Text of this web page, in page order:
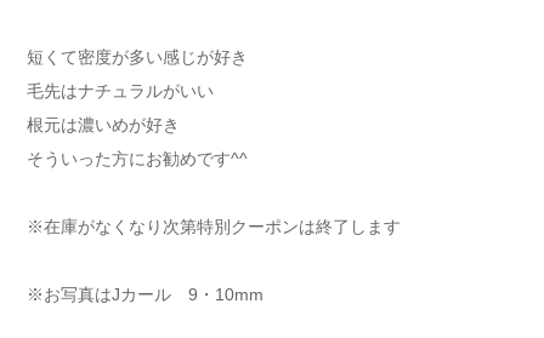
短くて密度が多い感じが好き
毛先はナチュラルがいい
根元は濃いめが好き
そういった方にお勧めです^^
※在庫がなくなり次第特別クーポンは終了します
※お写真はJカール 9・10mm